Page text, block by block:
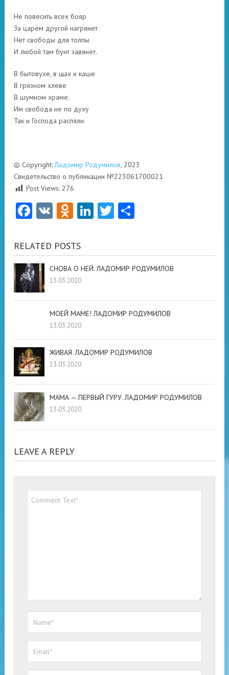
Не повесить всех бояр
За царём другой нагрянет
Нет свободы для толпы
И любой там бунт завянет.
В бытовухе, в щах и каше
В грязном хлеве
В шумном храме.
Им свобода не по духу
Так и Господа распяли.
© Copyright:Ладомир Родумилов, 2023
Свидетельство о публикации №223061700021
Post Views: 276
Facebook
VK Odnoklassniki
LinkedIn
Twitter
RELATED POSTS
СНОВА О НЕЙ. ЛАДОМИР РОДУМИЛОВ
13.03.2020
МОЕЙ МАМЕ! ЛАДОМИР РОДУМИЛОВ
13.03.2020
ЖИВАЯ. ЛАДОМИР РОДУМИЛОВ
13.03.2020
МАМА — ПЕРВЫЙ ГУРУ. ЛАДОМИР РОДУМИЛОВ
13.03.2020
LEAVE A REPLY